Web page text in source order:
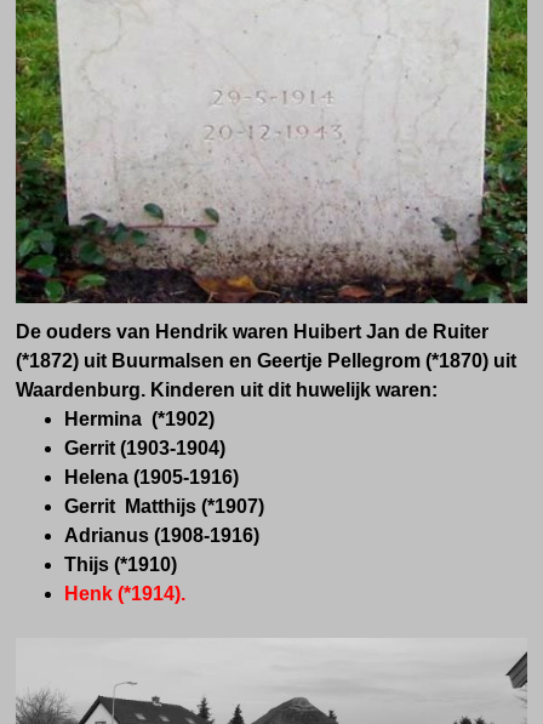
De ouders van Hendrik waren Huibert Jan de Ruiter
(*1872) uit Buurmalsen en Geertje Pellegrom (*1870) uit
Waardenburg. Kinderen uit dit huwelijk waren:
Hermina (*1902)
Gerrit (1903-1904)
Helena (1905-1916)
Gerrit Matthijs (*1907)
Adrianus (1908-1916)
Thijs (*1910)
Henk (*1914).